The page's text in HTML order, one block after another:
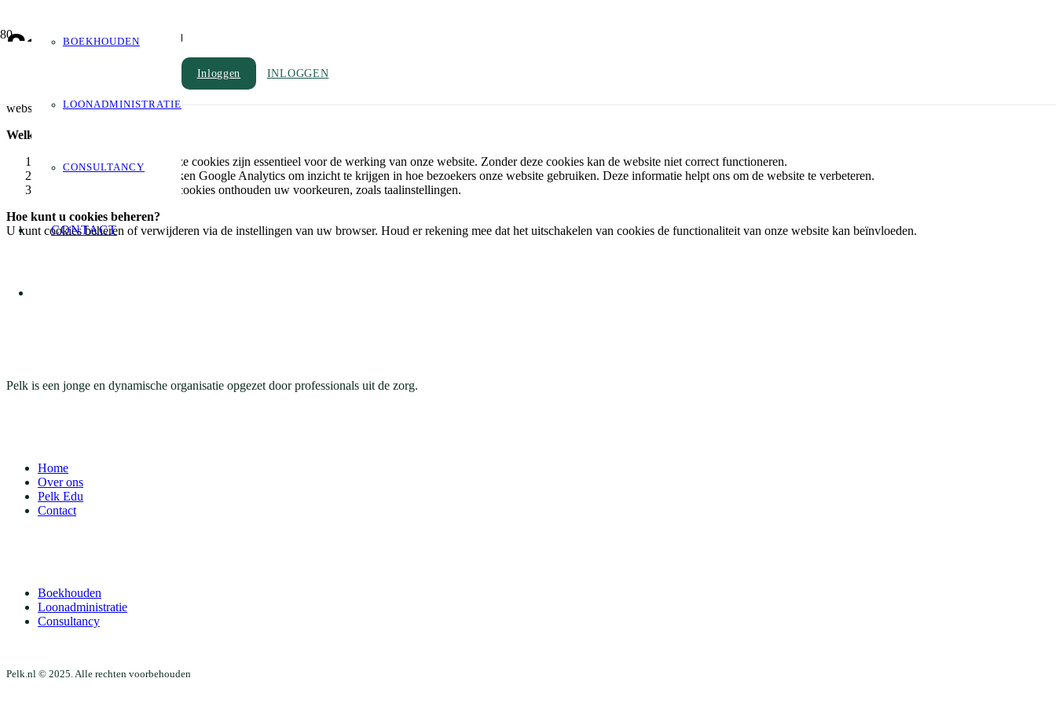
BOEKHOUDEN
LOONADMINISTRATIE
CONSULTANCY
CONTACT
Inloggen INLOGGEN
Cookiebeleid
Cookies zijn kleine tekstbestanden die op uw computer of mobiele apparaat worden opgeslagen wanneer u onze website bezoekt. Ze helpen ons om uw gebruikservaring te verbeteren en zorgen ervoor dat onze
website goed functioneert.
Welke cookies gebruiken wij?
Noodzakelijke cookies:
Deze cookies zijn essentieel voor de werking van onze website. Zonder deze cookies kan de website niet correct functioneren.
Analysecookies:Wij gebruiken Google Analytics om inzicht te krijgen in hoe bezoekers onze website gebruiken. Deze informatie helpt ons om de website te verbeteren.
Deze cookies onthouden uw voorkeuren, zoals taalinstellingen.
Hoe kunt u cookies beheren?
U kunt cookies beheren of verwijderen via de instellingen van uw browser. Houd er rekening mee dat het uitschakelen van cookies de functionaliteit van onze website kan beïnvloeden.
Pelk is een jonge en dynamische organisatie opgezet door professionals uit de zorg.
Home
Over ons
Pelk Edu
Contact
Boekhouden
Loonadministratie
Consultancy
Pelk.nl © 2025. Alle rechten voorbehouden